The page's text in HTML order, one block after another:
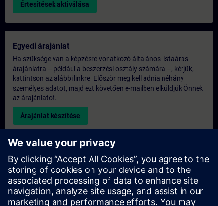
Értesítések aktiválása
Egyedi árajánlat
Ha szüksége van a képzésre vonatkozó általános listaáras
árajánlatra – például a beszerzési osztály számára –, kérjük,
kattintson az alábbi linkre. Először meg kell adnia néhány
személyes adatot, majd ezt követően e-mailben elküldjük Önnek
az árajánlatot.
Árajánlat készítése
Kérdés az exkluzív képzéssel kapcsolatban
Kérjük, töltse ki az alábbi érdeklődési űrlapot, ha árajánlatot
szeretne kapni egy exkluzív képzésre, akár helyszíni, akár
virtuális formában, vagy a SITRAIN képzési központunkban. Ez
a fajta kérés nagyobb csoportok számára (6 főtől) lenne